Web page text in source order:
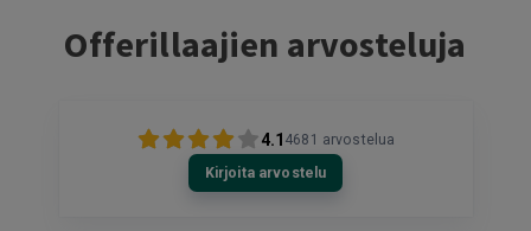
Offerillaajien arvosteluja
4.1 4681 arvostelua
Kirjoita arvostelu